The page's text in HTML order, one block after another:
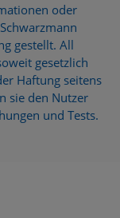
oder
gestellt. All
gesetzlich
Haftung seitens
sie den Nutzer
und Tests.